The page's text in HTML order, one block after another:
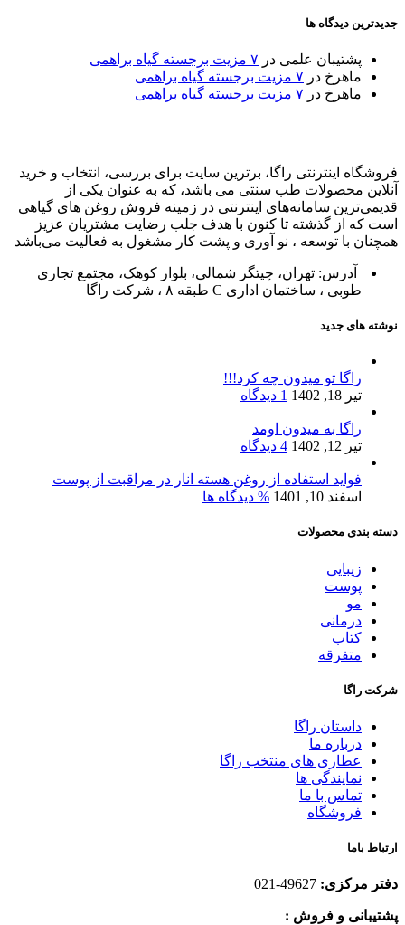
جدیدترین دیدگاه ها
پشتیبان علمی در ۷ مزیت برجسته گیاه براهمی
ماهرخ در ۷ مزیت برجسته گیاه براهمی
ماهرخ در ۷ مزیت برجسته گیاه براهمی
فروشگاه اینترنتی راگا، برترین سایت برای بررسی، انتخاب و خرید
آنلاین محصولات طب سنتی می باشد، که به عنوان یکی از
قدیمی‌ترین سامانه‌های اینترنتی در زمینه فروش روغن های گیاهی
است که از گذشته تا کنون با هدف جلب رضایت مشتریان عزیز
همچنان با توسعه ، نو آوری و پشت کار مشغول به فعالیت می‌باشد
آدرس: تهران، چیتگر شمالی، بلوار کوهک، مجتمع تجاری
طوبی ، ساختمان اداری C طبقه ۸ ، شرکت راگا
نوشته های جدید
راگا تو میدون چه کرد!!!
تیر 18, 1402
1 دیدگاه
راگا به میدون اومد
تیر 12, 1402
4 دیدگاه
فواید استفاده از روغن هسته انار در مراقبت از پوست
اسفند 10, 1401
% دیدگاه ها
دسته بندی محصولات
زیبایی
پوست
مو
درمانی
کتاب
متفرقه
شرکت راگا
داستان راگا
درباره ما
عطاری های منتخب راگا
نمایندگی ها
تماس با ما
فروشگاه
ارتباط باما
دفتر مرکزی:
پشتیبانی و فروش :